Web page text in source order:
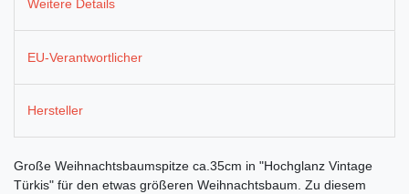
Weitere Details
EU-Verantwortlicher
Hersteller
Große Weihnachtsbaumspitze ca.35cm in "Hochglanz Vintage
Türkis" für den etwas größeren Weihnachtsbaum. Zu diesem